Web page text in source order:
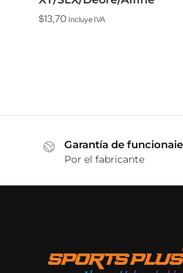
$13,70 Incluye IVA
Garantía de
Por el fabricante